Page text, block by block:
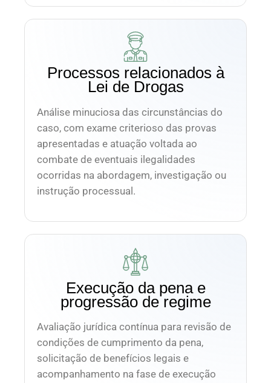
Processos relacionados à
Lei de Drogas
Análise minuciosa das circunstâncias do
caso, com exame criterioso das provas
apresentadas e atuação voltada ao
combate de eventuais ilegalidades
ocorridas na abordagem, investigação ou
instrução processual.
Execução da pena e
progressão de regime
Avaliação jurídica contínua para revisão de
condições de cumprimento da pena,
solicitação de benefícios legais e
acompanhamento na fase de execução